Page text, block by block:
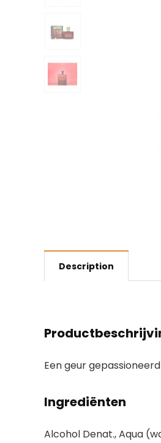
Description
Een geur
Ingrediënten
Alcohol Denat., Aqua